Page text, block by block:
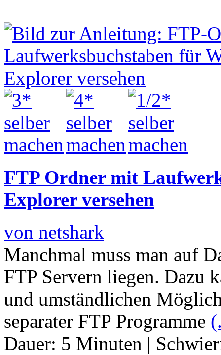
FTP Ordner mit
Explorer versehen
von netshark
Manchmal muss man auf
FTP Servern liegen. Dazu
und umständlichen
separater FTP Programme
Dauer: 5 Minuten |